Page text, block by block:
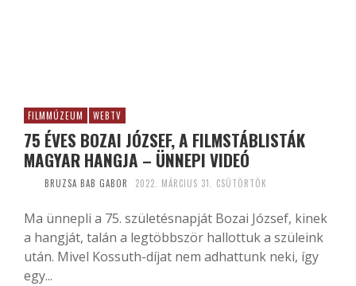
FILMMÚZEUM WEBTV
75 ÉVES BOZAI JÓZSEF, A FILMSTÁBLISTÁK
MAGYAR HANGJA – ÜNNEPI VIDEÓ
BRUZSA BAB GABOR 2022. MÁRCIUS 31. CSÜTÖRTÖK
Ma ünnepli a 75. születésnapját Bozai József, kinek
a hangját, talán a legtöbbször hallottuk a szüleink
után. Mivel Kossuth-díjat nem adhattunk neki, így
egy...